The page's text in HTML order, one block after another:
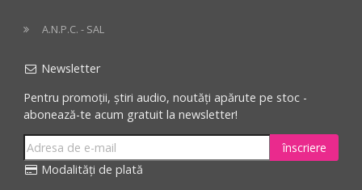
A.N.P.C. - SAL
Newsletter
Pentru promoții, știri audio, noutăți apărute pe stoc -
abonează-te acum gratuit la newsletter!
înscriere
Modalități de plată